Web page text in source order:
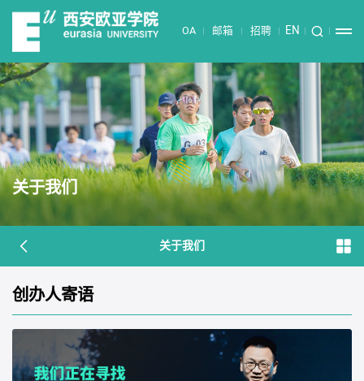
OA 邮箱 招聘 EN
关于我们
关于我们
创办人寄语